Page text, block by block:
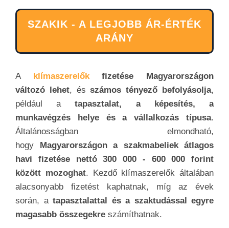
hogyMagyarországon a szakmabeliek átlagos
havi fizetése nettó 300 000 - 600 000 forint
. Kezdő klímaszerelők általában
alacsonyabb fizetést kaphatnak, míg az évek
magasabb összegekreszámíthatnak.
Afővárosban, Budapestben a fizetések általában
magasabbaklehetnek, mint a vidéki
területeken.Ezenkívül az önálló vállalkozók, akik
sajátklímaszerelői üzletetműködtetnek, a
bevételüketaz ügyfélmunkáktól és aprojektektől
függően alakítják ki. Az önálló vállalkozók fizetése
változó lehet, és azüzleti teljesítményüktől függ.
Fontos megjegyezni, hogy aklímaszerelőknek
tapasztalatuk és szaktudásuk